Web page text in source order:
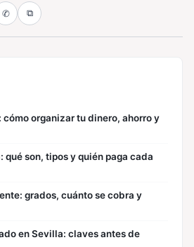
✆ ⧉
cómo organizar tu dinero, ahorro y
qué son, tipos y quién paga cada
grados, cuánto se cobra y
en Sevilla: claves antes de